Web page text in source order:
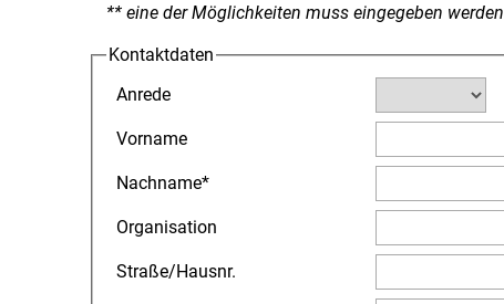
** eine der Möglichkeiten muss eingegeben werden
Kontaktdaten
Anrede
Vorname
Nachname*
Organisation
Straße/Hausnr.